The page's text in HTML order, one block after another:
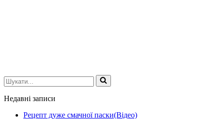
Шукати...
Недавні записи
Рецепт дуже смачної паски(Відео)